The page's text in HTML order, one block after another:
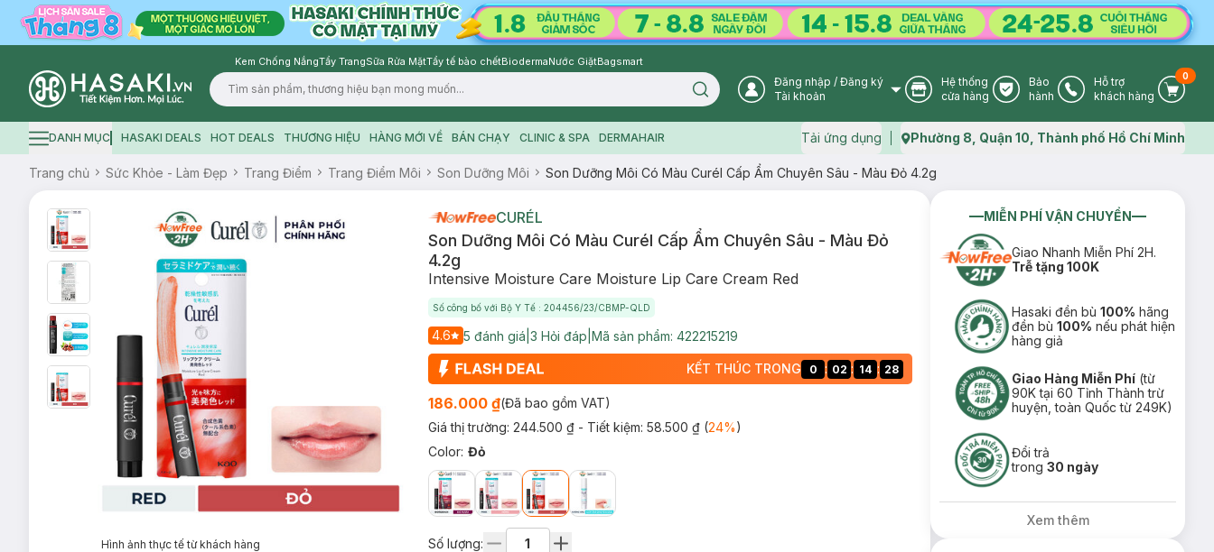
Kem Chống NắngTẩy TrangSữa Rửa MặtTẩy tế bào chếtBiodermaNước GiặtBagsmart
Logo
Search icon User Icon
Đăng nhập / Đăng ký
Tài khoản
Store Icon
Hệ thống
cửa hàng
Warranty Icon
Bảo
hành
Phone Icon
Hỗ trợ
khách hàng
Cart
0
Hamburger icon
DANH MỤC HASAKI DEALS HOT DEALS THƯƠNG HIỆU HÀNG MỚI VỀ BÁN CHẠY CLINIC & SPA DERMAHAIR Tải ứng dụng Map icon
Phường 8, Quận 10, Thành phố Hồ Chí Minh
Trang chủ Sức Khỏe - Làm Đẹp Trang Điểm Trang Điểm Môi Son Dưỡng Môi Son Dưỡng Môi Có Màu Curél Cấp Ẩm Chuyên Sâu - Màu Đỏ 4.2g
Hình ảnh thực tế từ khách hàng
CURÉL
Son Dưỡng Môi Có Màu Curél Cấp Ẩm Chuyên Sâu - Màu Đỏ
4.2g
Intensive Moisture Care Moisture Lip Care Cream Red
Số công bố với Bộ Y Tế : 204456/23/CBMP-QLD
4.6 5 đánh giá 3 Hỏi đáp Mã sản phẩm: 422215219
KẾT THÚC TRONG 0 : 02 : 14 : 27
186.000 ₫(Đã bao gồm VAT)
Giá thị trường: 244.500 ₫ - Tiết kiệm: 58.500 ₫(24%)
Color: Đỏ
Số lượng:
MIỄN PHÍ VẬN CHUYỂN
Giao Nhanh Miễn Phí 2H.
Trễ tặng 100K
Hasaki đền bù100% hãng
đền bù100% nếu phát hiện
hàng giả
Giao Hàng Miễn Phí (từ
90K tại 60 Tỉnh Thành trừ
huyện, toàn Quốc từ 249K)
Đổi trả
trong30 ngày
Xem thêm